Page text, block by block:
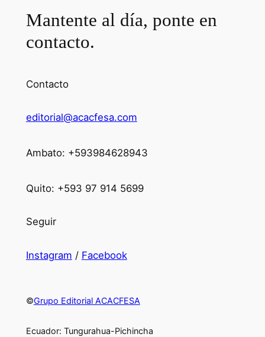
Mantente al día, ponte en
contacto.
Contacto
editorial@acacfesa.com
Ambato: +593984628943
Quito: +593 97 914 5699
Seguir
Instagram / Facebook
©Grupo Editorial ACACFESA
Ecuador: Tungurahua-Pichincha